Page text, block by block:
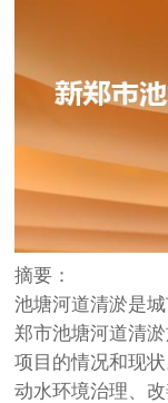
摘要：
池塘河道清淤是
郑市池塘河道清
项目的情况和现
动水环境治理、